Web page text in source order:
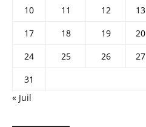
10
11 12 13
17
18 19 20
24
25 26 27
31
« Juil